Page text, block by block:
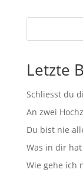
Letzte
Schliesst du
An zwei
Du bist nie
Was in dir
Wie gehe ich